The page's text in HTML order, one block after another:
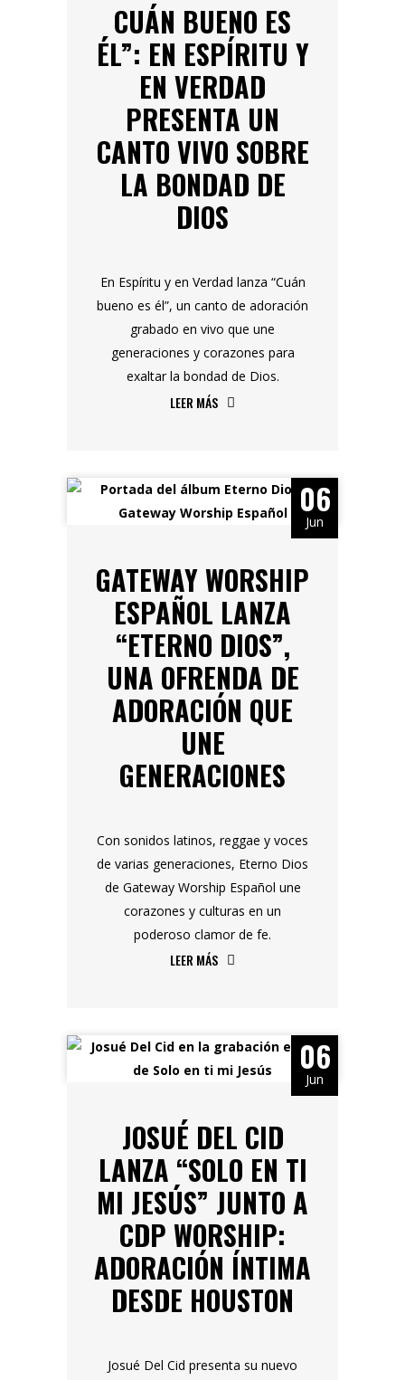
CUÁN BUENO ES
ÉL”: EN ESPÍRITU Y
EN VERDAD
PRESENTA UN
CANTO VIVO SOBRE
LA BONDAD DE
DIOS
En Espíritu y en Verdad lanza “Cuán
bueno es él”, un canto de adoración
grabado en vivo que une
generaciones y corazones para
exaltar la bondad de Dios.
LEER MÁS
06
Jun
GATEWAY WORSHIP
ESPAÑOL LANZA
“ETERNO DIOS”,
UNA OFRENDA DE
ADORACIÓN QUE
UNE
GENERACIONES
Con sonidos latinos, reggae y voces
de varias generaciones, Eterno Dios
de Gateway Worship Español une
corazones y culturas en un
poderoso clamor de fe.
LEER MÁS
06
Jun
JOSUÉ DEL CID
LANZA “SOLO EN TI
MI JESÚS” JUNTO A
CDP WORSHIP:
ADORACIÓN ÍNTIMA
DESDE HOUSTON
Josué Del Cid presenta su nuevo